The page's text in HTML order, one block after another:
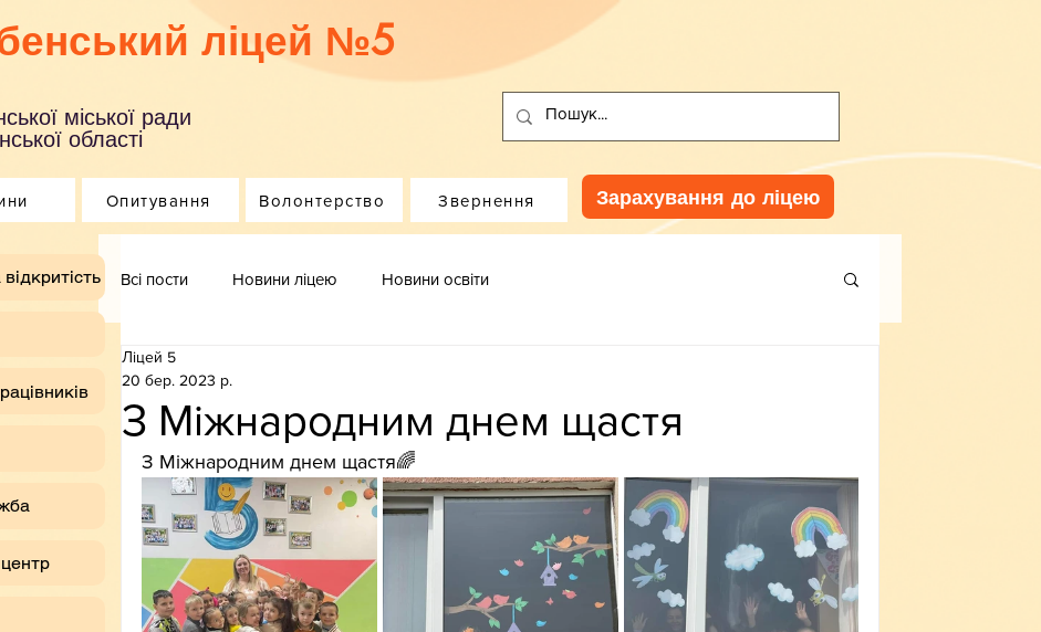
ліцей №5
міської ради
області
Опитування Волонтерство Звернення Зарахування до ліцею
Всі пости Новини ліцею Новини освіти
З Міжнародним днем щастя
Ліцей 5
20 бер. 2023 р.
З Міжнародним днем щастя🌈